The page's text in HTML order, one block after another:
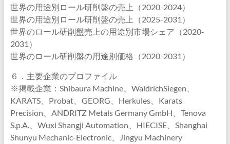
世界の用途別ロール研削盤の売上（2020-2024）
世界の用途別ロール研削盤の売上（2025-2031）
世界のロール研削盤売上の用途別市場シェア（2020-
2031）
世界のロール研削盤の用途別価格（2020-2031）
６．主要企業のプロファイル
※掲載企業：Shibaura Machine、WaldrichSiegen、
KARATS、Probat、GEORG、Herkules、Karats
Precision、ANDRITZ Metals Germany GmbH、Tenova
S.p.A.、Wuxi Shangji Automation、HIECISE、Shanghai
Shunyu Mechanic-Electronic、Jingyu Machinery